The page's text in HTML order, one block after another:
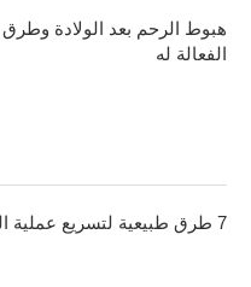
هبوط الرحم بعد الولادة وطرق
الفعالة له
7 طرق طبيعية لتسريع عملية المخاض